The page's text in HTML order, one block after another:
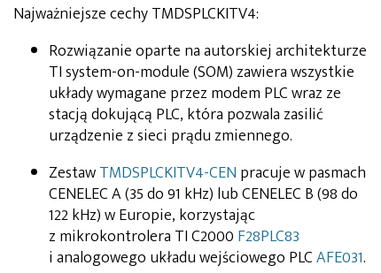
Najważniejsze cechy TMDSPLCKITV4:
Rozwiązanie oparte na autorskiej architekturze
TI system-on-module (SOM) zawiera wszystkie
układy wymagane przez modem PLC wraz ze
stacją dokującą PLC, która pozwala zasilić
urządzenie z sieci prądu zmiennego.
ZestawTMDSPLCKITV4-CEN pracuje w pasmach
CENELEC A (35 do 91 kHz) lub CENELEC B (98 do
122 kHz) w Europie, korzystając
z mikrokontrolera TI C2000 F28PLC83
i analogowego układu wejściowego PLCAFE031.